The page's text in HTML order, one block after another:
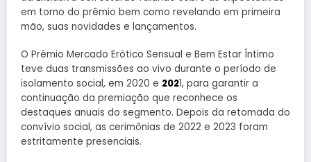
em torno do prêmio bem como revelando em primeira
mão, suas novidades e lançamentos.
O Prêmio Mercado Erótico Sensual e Bem Estar Íntimo
teve duas transmissões ao vivo durante o período de
isolamento social, em 2020 e 2021, para garantir a
continuação da premiação que reconhece os
destaques anuais do segmento. Depois da retomada do
convívio social, as cerimônias de 2022 e 2023 foram
estritamente presenciais.